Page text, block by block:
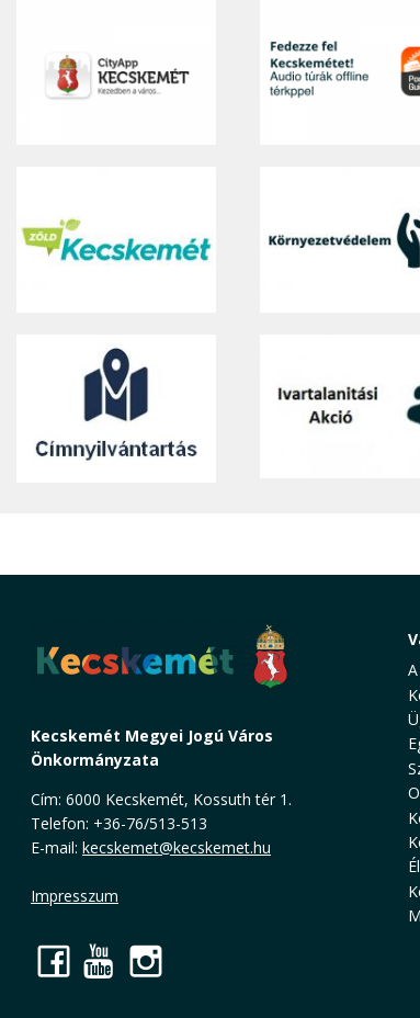
Cookie Consent plugin for the EU
Kecskemét Megyei Jogú Város
Önkormányzata
Cím: 6000 Kecskemét, Kossuth tér 1.
Telefon: +36-76/513-513
E-mail: kecskemet@kecskemet.hu
Impresszum
Facebook
YouTube